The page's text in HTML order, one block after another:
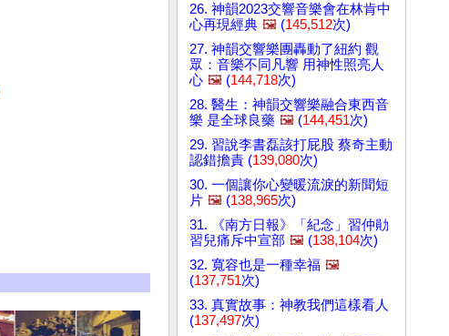
26. 神韻2023交響音樂會在林肯中
心再現經典 🖼️ (145,512次)
27. 神韻交響樂團轟動了紐約 觀
眾：音樂不同凡響 用神性照亮人
心 🖼️ (144,718次)
28. 醫生：神韻交響樂融合東西音
樂 是全球良藥 🖼️ (144,451次)
29. 習說李書磊該打屁股 蔡奇主動
認錯擔責 (139,080次)
30. 一個讓你心變暖流淚的新聞短
片 🖼️ (138,965次)
31. 《南方日報》「紀念」習仲勛
習兒痛斥中宣部 🖼️ (138,104次)
32. 寬容也是一種幸福 🖼️
(137,751次)
33. 真實故事：神教我們這樣看人
(137,497次)